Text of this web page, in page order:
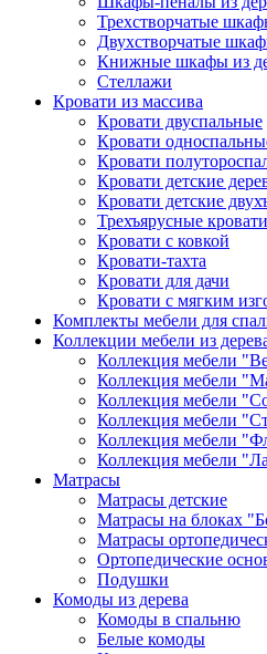
Трехстворчатые
Двухстворчатые
Книжные шкафы из
Стеллажи
Кровати из массива
Кровати двуспальные
Кровати
Кровати
Кровати детские
Кровати детские
Трехъярусные кровати
Кровати с ковкой
Кровати-тахта
Кровати для дачи
Кровати с мягким
Комплекты мебели для
Коллекции мебели из
Коллекция мебели
Коллекция мебели
Коллекция мебели
Коллекция мебели
Коллекция мебели
Коллекция мебели
Матрасы
Матрасы детские
Матрасы на блоках
Матрасы
Ортопедические
Подушки
Комоды из дерева
Комоды в спальню
Белые комоды